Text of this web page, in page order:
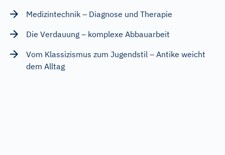
Medizintechnik – Diagnose und Therapie
Die Verdauung – komplexe Abbauarbeit
Vom Klassizismus zum Jugendstil – Antike weicht
dem Alltag